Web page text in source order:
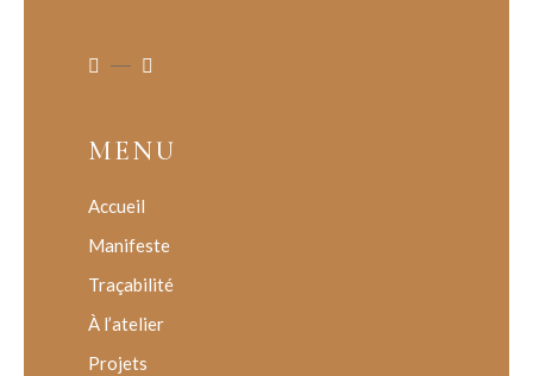
MENU
Accueil
Manifeste
Traçabilité
À l’atelier
Projets